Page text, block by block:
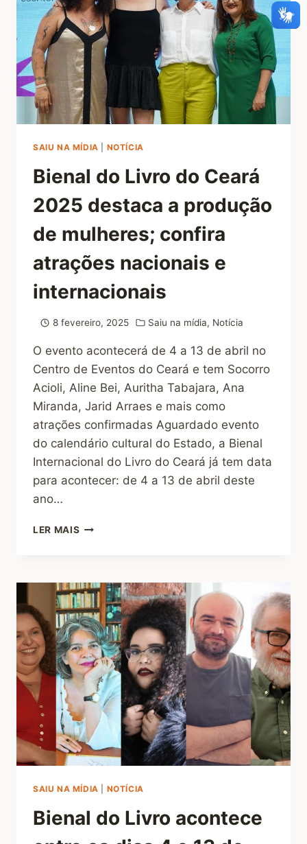
SAIU NA MÍDIA NOTÍCIA
Bienal do Livro do Ceará
2025 destaca a produção
de mulheres; confira
atrações nacionais e
internacionais
8 fevereiro, 2025 Saiu na mídia, Notícia
O evento acontecerá de 4 a 13 de abril no
Centro de Eventos do Ceará e tem Socorro
Acioli, Aline Bei, Auritha Tabajara, Ana
Miranda, Jarid Arraes e mais como
atrações confirmadas Aguardado evento
do calendário cultural do Estado, a Bienal
Internacional do Livro do Ceará já tem data
para acontecer: de 4 a 13 de abril deste
ano…
LER MAIS
SAIU NA MÍDIA NOTÍCIA
Bienal do Livro acontece